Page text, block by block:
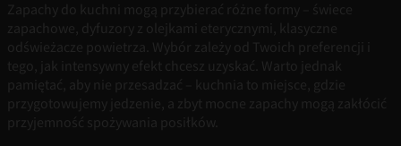
Zapachy do kuchni mogą przybierać różne formy – świece
zapachowe, dyfuzory z olejkami eterycznymi, klasyczne
odświeżacze powietrza. Wybór zależy od Twoich preferencji i
tego, jak intensywny efekt chcesz uzyskać. Warto jednak
pamiętać, aby nie przesadzać – kuchnia to miejsce, gdzie
przygotowujemy jedzenie, a zbyt mocne zapachy mogą zakłócić
przyjemność spożywania posiłków.